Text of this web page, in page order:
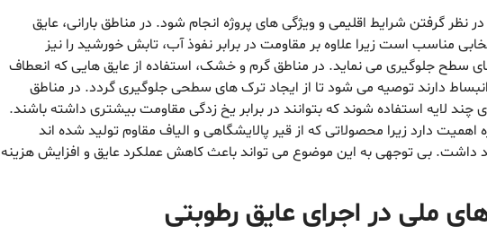
نظر گرفتن شرایط اقلیمی و ویژگی های پروژه انجام شود. در مناطق بارانی، عایق
مناسب است زیرا علاوه بر مقاومت در برابر نفوذ آب، تابش خورشید را نیز
سطح جلوگیری می نماید. در مناطق گرم و خشک، استفاده از عایق هایی که انعطاف
انبساط دارند توصیه می شود تا از ایجاد ترک های سطحی جلوگیری گردد. در مناطق
لایه استفاده شوند که بتوانند در برابر یخ زدگی مقاومت بیشتری داشته باشند.
اهمیت دارد زیرا محصولاتی که از قیر پالایشگاهی و الیاف مقاوم تولید شده اند
داشت. بی توجهی به این موضوع می تواند باعث کاهش عملکرد عایق و افزایش هزینه
ملی در اجرای عایق رطوبتی